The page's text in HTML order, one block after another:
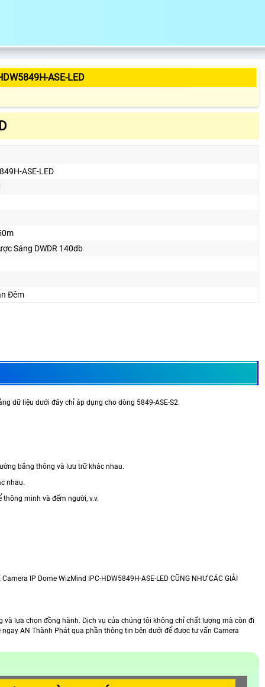
ASE-LED
ASE-LED
Sáng DWDR 140db
Ðêm
dữ liệu dưới đây chỉ áp dụng cho dòng 5849-ASE-S2.
băng thông và lưu trữ khác nhau.
nhau.
minh và đếm người, v.v.
IP Dome WizMind IPC-HDW5849H-ASE-LED CŨNG NHƯ CÁC GIẢI
và lựa chọn đồng hành. Dịch vụ của chúng tôi không chỉ chất lượng mà còn đi
AN Thành Phát qua phần thông tin bên dưới để được tư vấn Camera